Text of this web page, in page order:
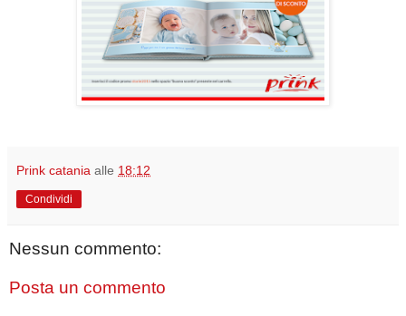
Prink catania alle 18:12
Condividi
Nessun commento:
Posta un commento